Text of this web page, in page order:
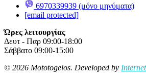
6970339939 (μόνο μηνύματα)
[email protected]
Ώρες λειτουργίας
Δευτ - Παρ 09:00-18:00
Σάββατο 09:00-15:00
© 2026 Mototogelos. Developed by